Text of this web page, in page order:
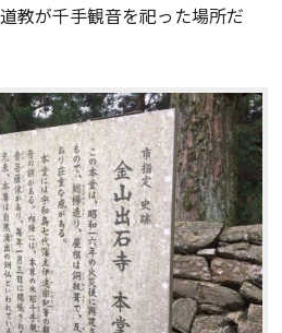
教が千手観音を祀った場所だ